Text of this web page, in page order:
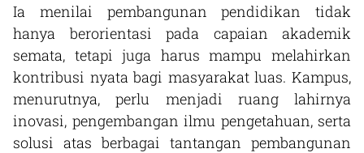
Ia menilai pembangunan pendidikan tidak
hanya berorientasi pada capaian akademik
semata, tetapi juga harus mampu melahirkan
kontribusi nyata bagi masyarakat luas. Kampus,
menurutnya, perlu menjadi ruang lahirnya
inovasi, pengembangan ilmu pengetahuan, serta
solusi atas berbagai tantangan pembangunan